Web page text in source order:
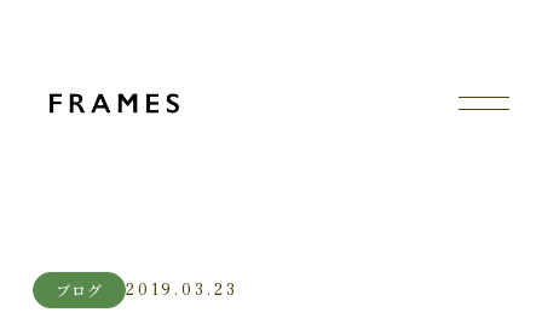
ブログ 2019.03.23